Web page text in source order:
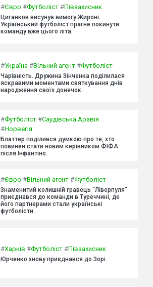
#Євро #Футболіст #Півзахисник
Циганков висунув вимогу Жироні.
Український футболіст прагне покинути
команду вже цього літа.
#Україна #Вільний агент #Футболіст
Чарівність. Дружина Зінченка поділилася
яскравими моментами святкування днів
народження своїх донечок.
#Футболіст #Саудівська Аравія
#Норвегія
Блаттер поділився думкою про те, хто
повинен стати новим керівником ФІФА
після Інфантіно.
#Євро #Вільний агент #Футболіст
Знаменитий колишній гравець "Ліверпуля"
приєднався до команди в Туреччині, де
його партнерами стали українські
футболісти.
#Харків #Футболіст #Півзахисник
Юрченко знову приєднався до Зорі.